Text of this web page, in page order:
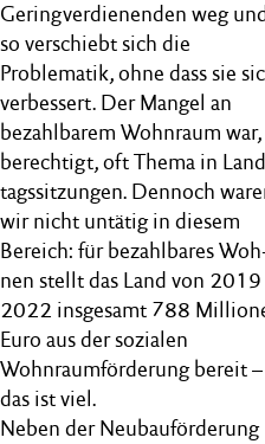
Geringverdienenden weg und
so verschiebt sich die
Problematik, ohne dass sie
verbessert. Der Mangel an
bezahlbarem Wohnraum war,
berechtigt, oft Thema in
tagssitzungen. Dennoch
wir nicht untätig in diesem
Bereich: für bezahlbares
nen stellt das Land von 2019
2022 insgesamt 788
Euro aus der sozialen
Wohnraumförderung bereit –
das ist viel.
Neben der Neubauförderung